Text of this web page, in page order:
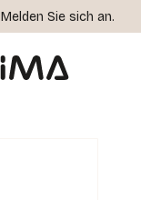
Melden Sie sich an.